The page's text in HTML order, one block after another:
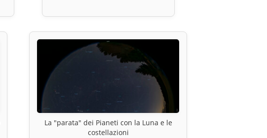
La "parata" dei Pianeti con la Luna e le
costellazioni